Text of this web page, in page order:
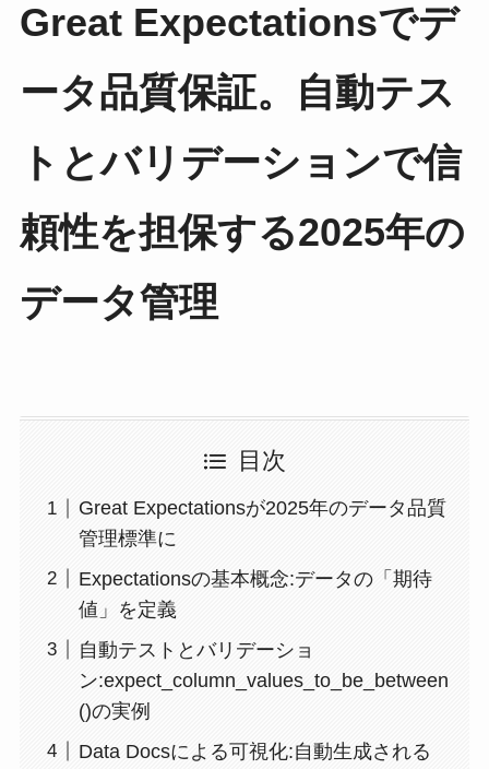
Great Expectationsでデ
ータ品質保証。自動テス
トとバリデーションで信
頼性を担保する2025年の
データ管理
目次
Great Expectationsが2025年のデータ品質
管理標準に
Expectationsの基本概念:データの「期待
値」を定義
自動テストとバリデーショ
ン:expect_column_values_to_be_between
()の実例
Data Docsによる可視化:自動生成される